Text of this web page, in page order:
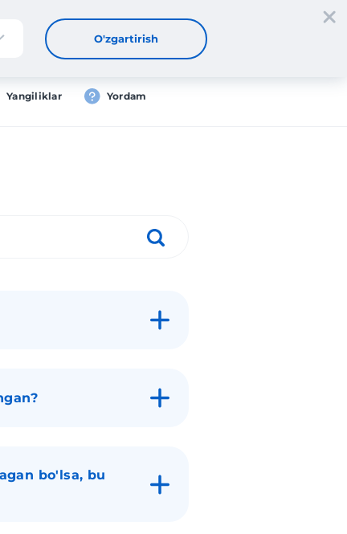
oʻtish Kirish UZ
Yangiliklar Yordam
O'zgartirish
bo'lsa, bu